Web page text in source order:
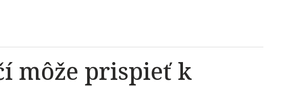
môže prispieť k